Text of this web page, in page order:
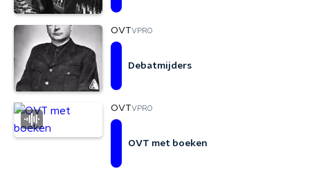
OVTVPRO
Debatmijders
OVTVPRO
OVT met boeken